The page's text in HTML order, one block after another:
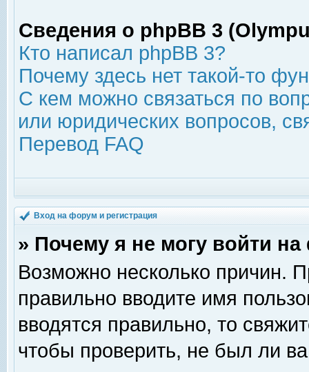
Сведения о phpBB 3
Кто написал phpBB 3?
Почему здесь нет такой-то
С кем можно связаться по
или юридических вопросов,
Перевод FAQ
Вход на форум и регистрация
» Почему я не могу войти
Возможно несколько причин.
правильно вводите имя
вводятся правильно, то
чтобы проверить, не был ли